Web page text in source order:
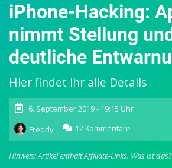
iPhone-Hacking:
nimmt Stellung
deutliche
Hier findet ihr alle Details
6. September 2019 - 19:15 Uhr
Freddy
12 Kommentare
iPhone-
Hacking:
Apple
Hinweis: Artikel enthält Affiliate-Links. Was ist das?